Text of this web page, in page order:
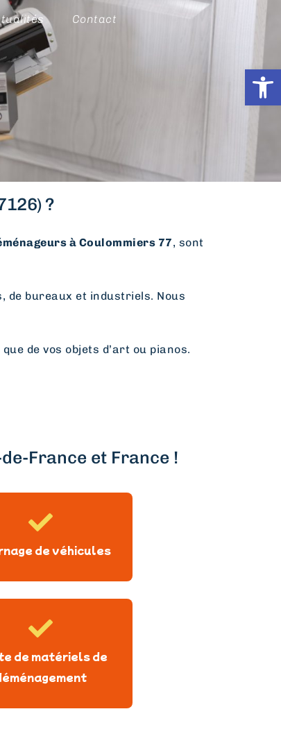
Ouvrir
Contact
?
à Coulommiers 77, sont
de bureaux et industriels. Nous
de vos objets d’art ou pianos.
France et France !
de véhicules
de matériels de